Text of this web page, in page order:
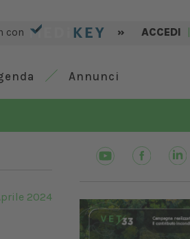
con » ACCEDI |
Annunci
2024